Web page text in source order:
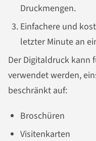
Druckmengen.
Einfachere und
letzter Minute an
Der Digitaldruck kann
verwendet werden,
beschränkt auf:
Broschüren
Visitenkarten